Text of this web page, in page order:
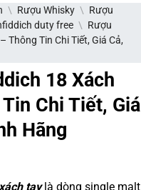
\ Rượu Whisky \ Rượu
duty free \ Rượu
Thông Tin Chi Tiết, Giá Cả,
18 Xách
Chi Tiết, Giá
Hãng
taylà dòng single malt